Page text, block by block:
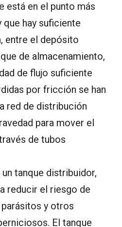
está en el punto más
hay suficiente
entre el depósito
de almacenamiento,
de flujo suficiente
por fricción se han
red de distribución
para mover el
de tubos
tanque distribuidor,
reducir el riesgo de
y otros
El tanque